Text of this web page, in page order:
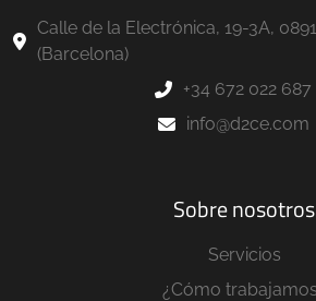
Calle de la Electrónica, 19-3A,
(Barcelona)
+34 672 022 687
info@d2ce.com
Sobre nosotros
Servicios
¿Cómo